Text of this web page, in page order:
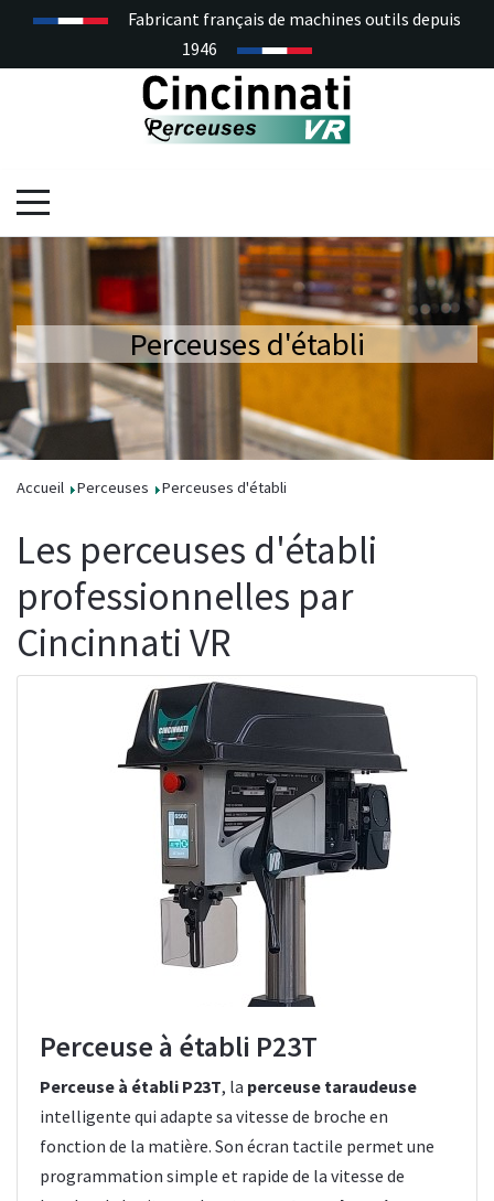
Fabricant français de machines outils depuis
1946
Perceuses d'établi
Accueil Perceuses Perceuses d'établi
Les perceuses d'établi
professionnelles par
Cincinnati VR
Perceuse à établi P23T
Perceuse à établi P23T, la perceuse taraudeuse
intelligente qui adapte sa vitesse de broche en
fonction de la matière. Son écran tactile permet une
programmation simple et rapide de la vitesse de